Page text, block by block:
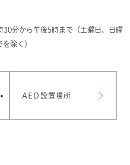
30分から午後5時まで（土曜日、日曜
除く）
AED設置場所